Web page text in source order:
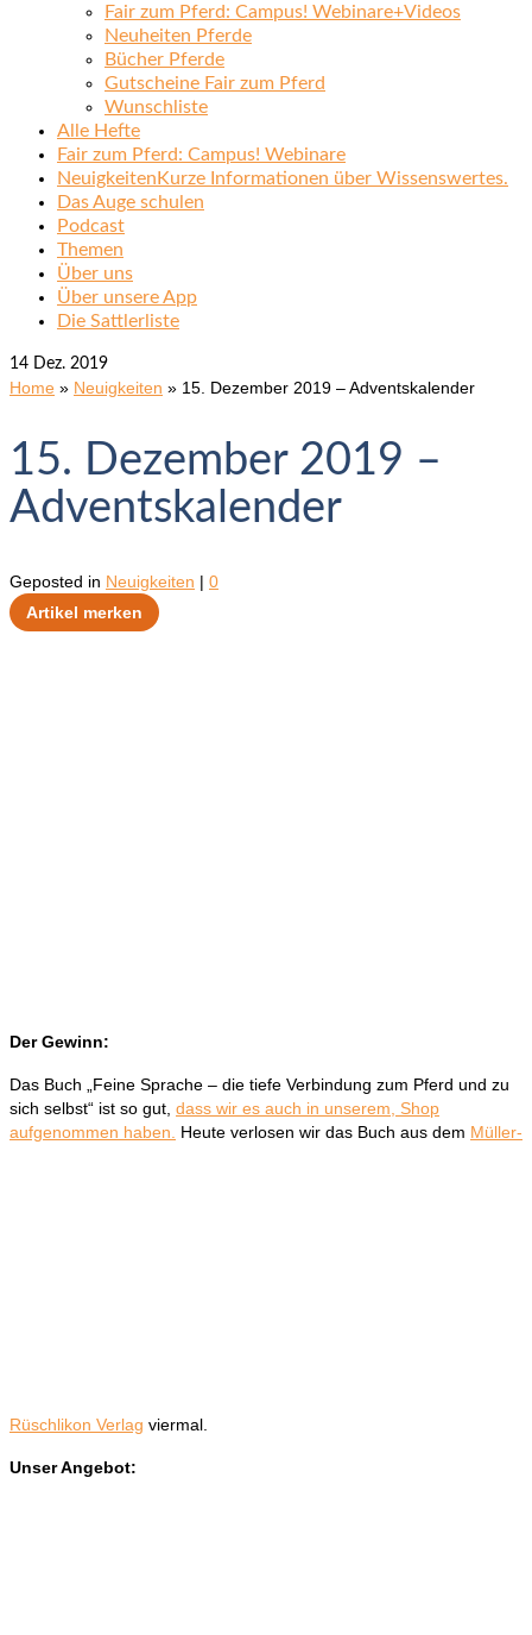
Fair zum Pferd: Campus! Webinare+Videos
Neuheiten Pferde
Bücher Pferde
Gutscheine Fair zum Pferd
Wunschliste
Alle Hefte
Fair zum Pferd: Campus! Webinare
Neuigkeiten Kurze Informationen über Wissenswertes.
Das Auge schulen
Podcast
Themen
Über uns
Über unsere App
Die Sattlerliste
14 Dez. 2019
Home » Neuigkeiten » 15. Dezember 2019 – Adventskalender
15. Dezember 2019 –
Adventskalender
Geposted in Neuigkeiten | 0
Artikel merken
Der Gewinn:
Das Buch „Feine Sprache – die tiefe Verbindung zum Pferd und zu
sich selbst“ ist so gut, dass wir es auch in unserem, Shop
aufgenommen haben.
Heute verlosen wir das Buch aus dem Müller-
Rüschlikon Verlag viermal.
Unser Angebot: